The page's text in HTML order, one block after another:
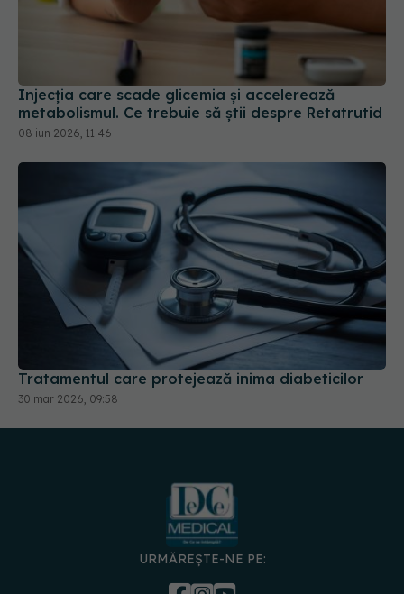
Injecția care scade glicemia și accelerează
metabolismul. Ce trebuie să știi despre Retatrutid
08 iun 2026, 11:46
Tratamentul care protejează inima diabeticilor
30 mar 2026, 09:58
URMĂREȘTE-NE PE:
DESCARCĂ APLICAȚIA